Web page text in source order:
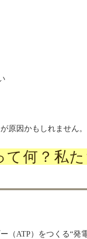
原因かもしれません。
何？私た
（ATP）をつくる“発